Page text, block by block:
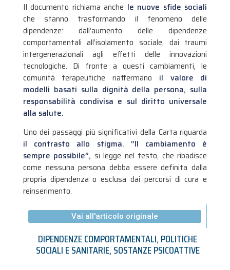
Il documento richiama anche le nuove sfide sociali
che stanno trasformando il fenomeno delle
dipendenze: dall’aumento delle dipendenze
comportamentali all’isolamento sociale, dai traumi
intergenerazionali agli effetti delle innovazioni
tecnologiche. Di fronte a questi cambiamenti, le
comunità terapeutiche riaffermano il valore di
modelli basati sulla dignità della persona, sulla
responsabilità condivisa e sul diritto universale
alla salute.
Uno dei passaggi più significativi della Carta riguarda
il contrasto allo stigma. “Il cambiamento è
sempre possibile”, si legge nel testo, che ribadisce
come nessuna persona debba essere definita dalla
propria dipendenza o esclusa dai percorsi di cura e
reinserimento.
Vai all'articolo originale
DIPENDENZE COMPORTAMENTALI,POLITICHE
SOCIALI E SANITARIE,SOSTANZE PSICOATTIVE